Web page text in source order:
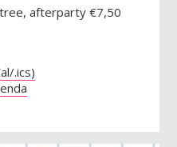
afterparty €7,50
.ics)